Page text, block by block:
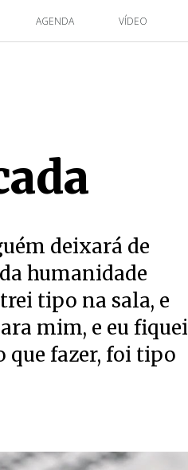
AGENDA VÍDEO
deixará de
humanidade
tipo na sala, e
mim, e eu fiquei
que fazer, foi tipo